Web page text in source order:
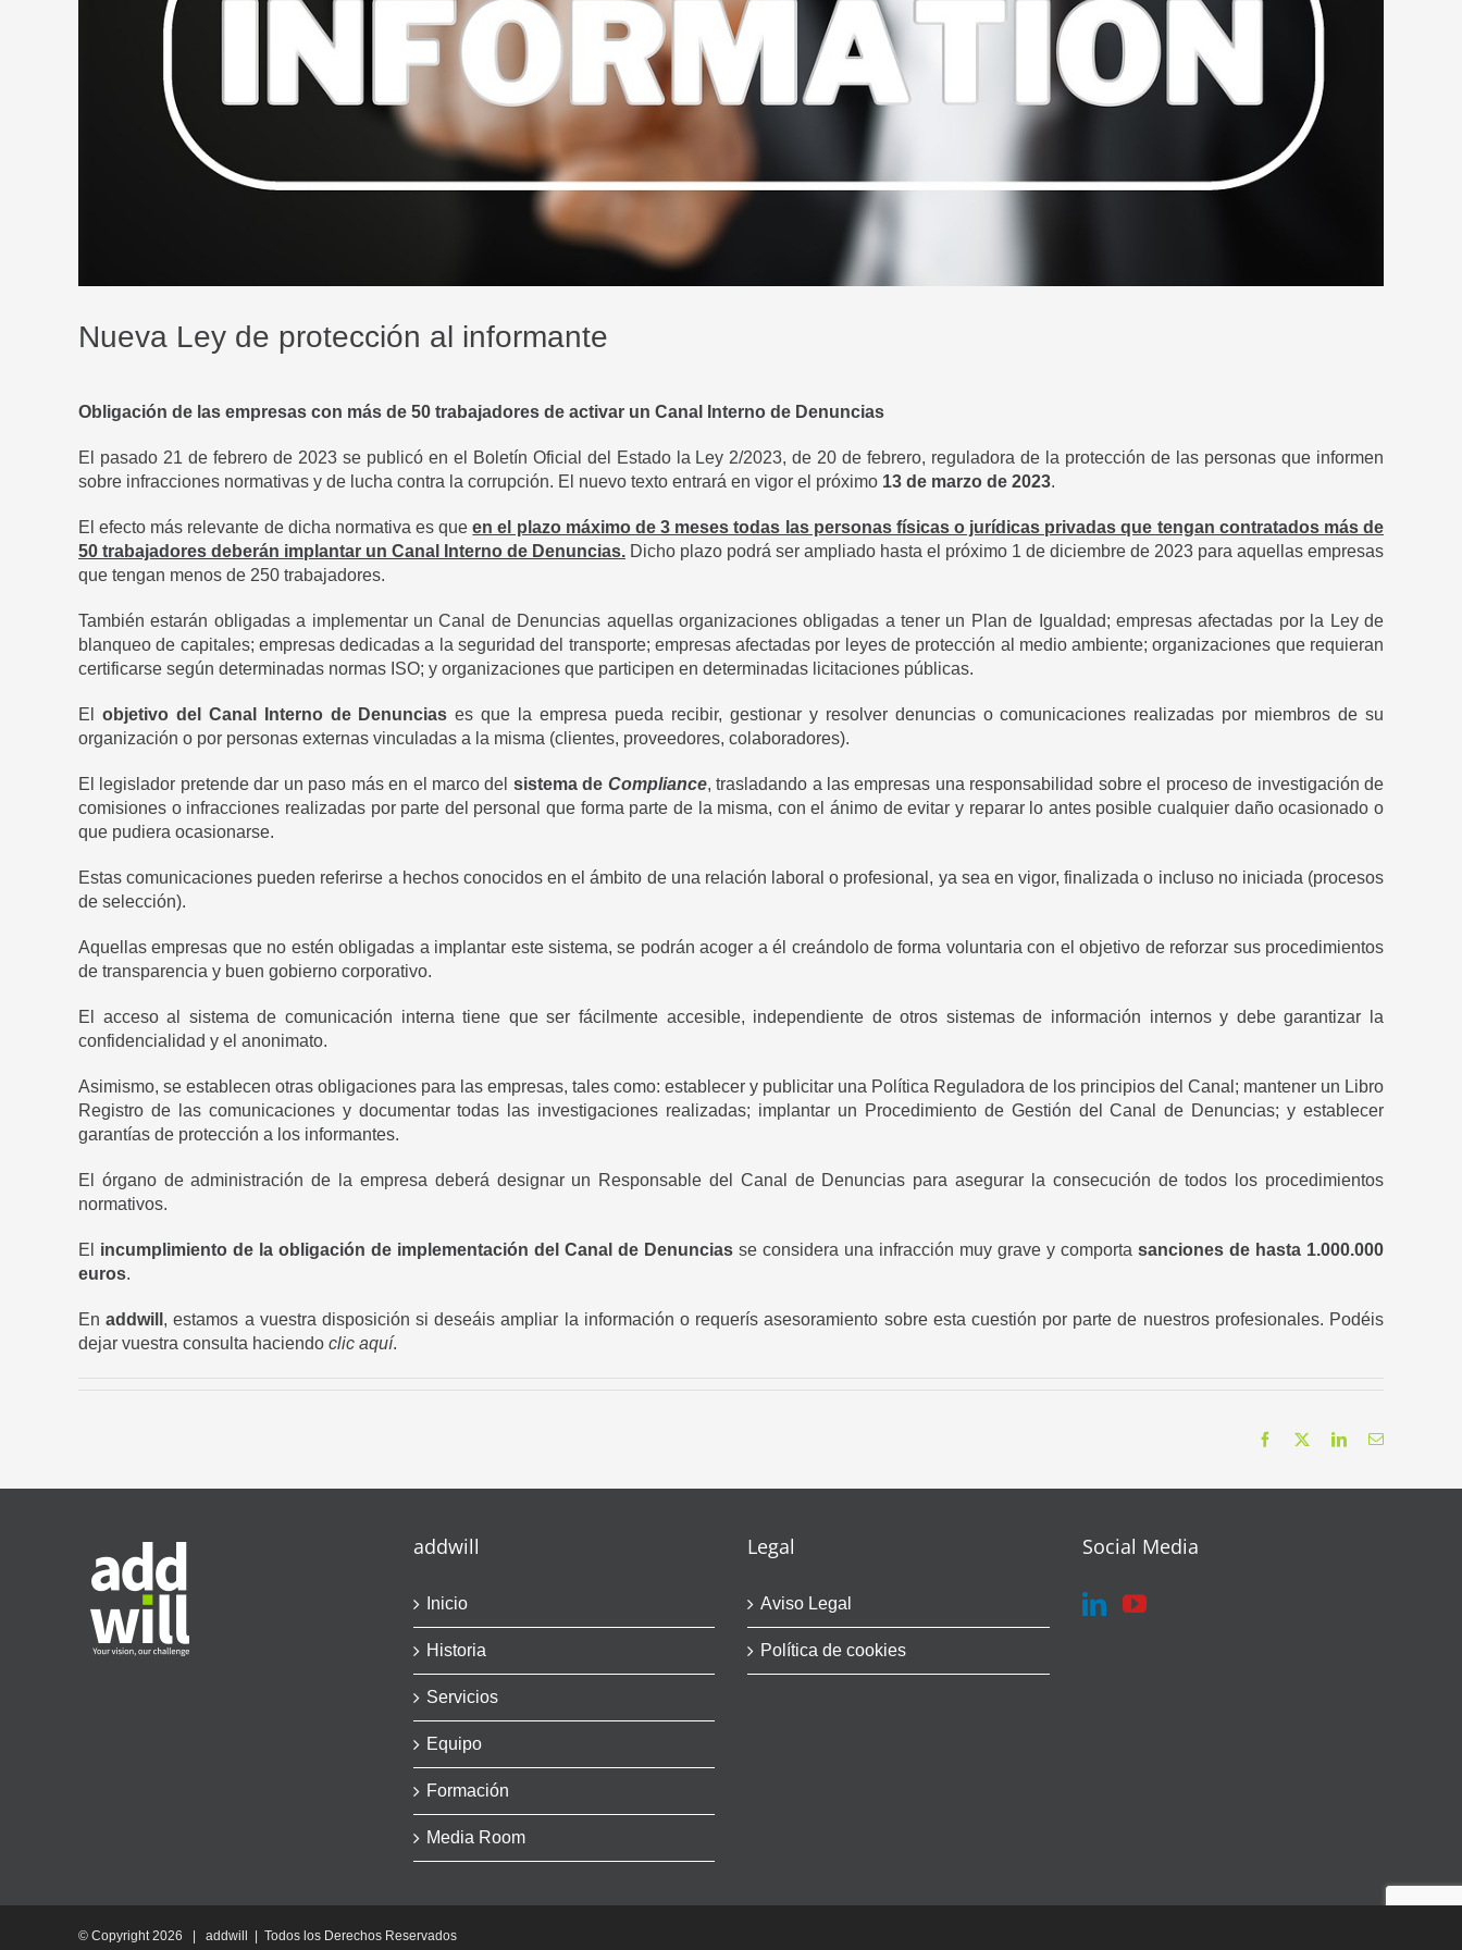
Nueva Ley de protección al informante
Obligación de las empresas con más de 50 trabajadores de activar un Canal Interno de Denuncias
El pasado 21 de febrero de 2023 se publicó en el Boletín Oficial del Estado la Ley 2/2023, de 20 de febrero, reguladora de la protección de las personas que informen
sobre infracciones normativas y de lucha contra la corrupción. El nuevo texto entrará en vigor el próximo 13 de marzo de 2023.
El efecto más relevante de dicha normativa es queen el plazo máximo de 3 meses todas las personas físicas o jurídicas privadas que tengan contratados más de
50 trabajadores deberán implantar un Canal Interno de Denuncias. Dicho plazo podrá ser ampliado hasta el próximo 1 de diciembre de 2023 para aquellas empresas
que tengan menos de 250 trabajadores.
También estarán obligadas a implementar un Canal de Denuncias aquellas organizaciones obligadas a tener un Plan de Igualdad; empresas afectadas por la Ley de
blanqueo de capitales; empresas dedicadas a la seguridad del transporte; empresas afectadas por leyes de protección al medio ambiente; organizaciones que requieran
certificarse según determinadas normas ISO; y organizaciones que participen en determinadas licitaciones públicas.
El objetivo del Canal Interno de Denuncias es que la empresa pueda recibir, gestionar y resolver denuncias o comunicaciones realizadas por miembros de su
organización o por personas externas vinculadas a la misma (clientes, proveedores, colaboradores).
El legislador pretende dar un paso más en el marco del sistema de Compliance, trasladando a las empresas una responsabilidad sobre el proceso de investigación de
comisiones o infracciones realizadas por parte del personal que forma parte de la misma, con el ánimo de evitar y reparar lo antes posible cualquier daño ocasionado o
que pudiera ocasionarse.
Estas comunicaciones pueden referirse a hechos conocidos en el ámbito de una relación laboral o profesional, ya sea en vigor, finalizada o incluso no iniciada (procesos
de selección).
Aquellas empresas que no estén obligadas a implantar este sistema, se podrán acoger a él creándolo de forma voluntaria con el objetivo de reforzar sus procedimientos
de transparencia y buen gobierno corporativo.
El acceso al sistema de comunicación interna tiene que ser fácilmente accesible, independiente de otros sistemas de información internos y debe garantizar la
confidencialidad y el anonimato.
Asimismo, se establecen otras obligaciones para las empresas, tales como: establecer y publicitar una Política Reguladora de los principios del Canal; mantener un Libro
Registro de las comunicaciones y documentar todas las investigaciones realizadas; implantar un Procedimiento de Gestión del Canal de Denuncias; y establecer
garantías de protección a los informantes.
El órgano de administración de la empresa deberá designar un Responsable del Canal de Denuncias para asegurar la consecución de todos los procedimientos
normativos.
El incumplimiento de la obligación de implementación del Canal de Denuncias se considera una infracción muy grave y comporta sanciones de hasta 1.000.000
euros.
Enaddwill , estamos a vuestra disposición si deseáis ampliar la información o requerís asesoramiento sobre esta cuestión por parte de nuestros profesionales. Podéis
dejar vuestra consulta haciendo clic aquí.
Facebook LinkedInCorreo
addwill
Inicio
Historia
Servicios
Equipo
Formación
Media Room
Legal
Aviso Legal
Política de cookies
Social Media
© Copyright2026 | addwill | Todos los Derechos Reservados